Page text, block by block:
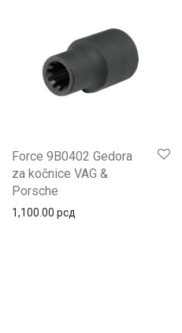
Force 9B0402 Gedora
za kočnice VAG &
Porsche
1,100.00 рсд